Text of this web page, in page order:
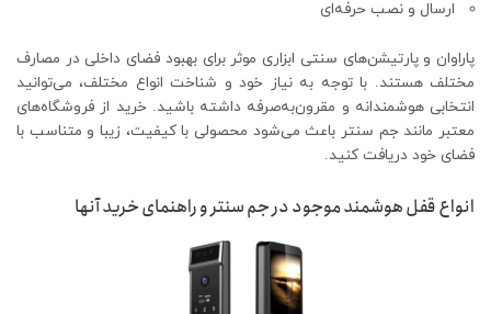
ارسال و نصب حرفه‌ای
پاراوان و پارتیشن‌های سنتی ابزاری موثر برای بهبود فضای داخلی در مصارف
مختلف هستند. با توجه به نیاز خود و شناخت انواع مختلف، می‌توانید
انتخابی هوشمندانه و مقرون‌به‌صرفه داشته باشید. خرید از فروشگاه‌های
معتبر مانند جم سنتر باعث می‌شود محصولی با کیفیت، زیبا و متناسب با
فضای خود دریافت کنید.
انواع قفل هوشمند موجود در جم سنتر و راهنمای خرید آنها